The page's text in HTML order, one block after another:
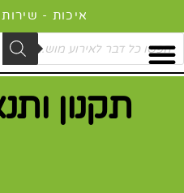
לתוכן
איכות -
search
תקנון